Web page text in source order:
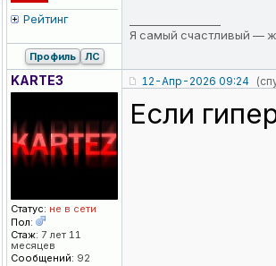
Рейтинг
Я самый счастливый —
Профиль ЛС
KARTE3
Статус: не в сети
Пол:
Стаж: 7 лет 11
месяцев
Сообщений: 92
12-Апр-2026 09:24
Если